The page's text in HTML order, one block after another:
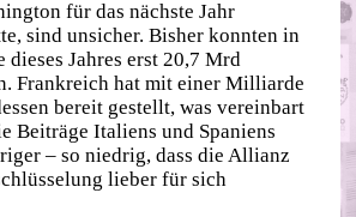
für das nächste Jahr
sind unsicher. Bisher konnten in
dieses Jahres erst 20,7 Mrd
Frankreich hat mit einer Milliarde
bereit gestellt, was vereinbart
Beiträge Italiens und Spaniens
– so niedrig, dass die Allianz
lieber für sich